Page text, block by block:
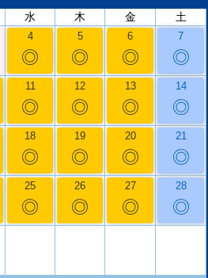
水 木 金
土
4
◎
5
◎
6
◎
7
◎
11
◎
12
◎
13
◎
14
◎
18
◎
19
◎
20
◎
21
◎
25
◎
26
◎
27
◎
28
◎